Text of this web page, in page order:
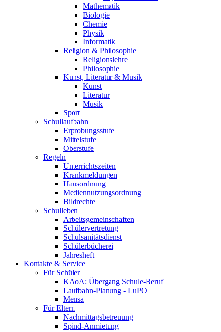
Mathematik
Biologie
Chemie
Physik
Informatik
Religion & Philosophie
Religionslehre
Philosophie
Kunst, Literatur & Musik
Kunst
Literatur
Musik
Sport
Schullaufbahn
Erprobungsstufe
Mittelstufe
Oberstufe
Regeln
Unterrichtszeiten
Krankmeldungen
Hausordnung
Mediennutzungsordnung
Bildrechte
Schulleben
Arbeitsgemeinschaften
Schülervertretung
Schulsanitätsdienst
Schülerbücherei
Jahresheft
Kontakte & Service
Für Schüler
KAoA: Übergang Schule-Beruf
Laufbahn-Planung - LuPO
Mensa
Für Eltern
Nachmittagsbetreuung
Spind-Anmietung